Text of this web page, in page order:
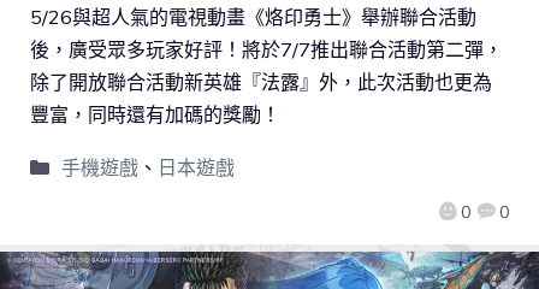
0 0
5/26與超人氣的電視動畫《烙印勇士》舉辦聯合活動
後，廣受眾多玩家好評！將於7/7推出聯合活動第二彈，
除了開放聯合活動新英雄『法露』外，此次活動也更為
豐富，同時還有加碼的獎勵！
手機遊戲、 日本遊戲